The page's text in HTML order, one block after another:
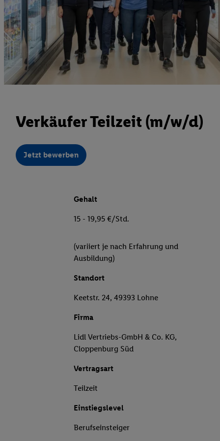
Verkäufer Teilzeit (m/w/d)
Jetzt bewerben
Gehalt
15 - 19,95 €/Std.
(variiert je nach Erfahrung und
Ausbildung)
Standort
Keetstr. 24, 49393 Lohne
Firma
Lidl Vertriebs-GmbH & Co. KG,
Cloppenburg Süd
Vertragsart
Teilzeit
Einstiegslevel
Berufseinsteiger